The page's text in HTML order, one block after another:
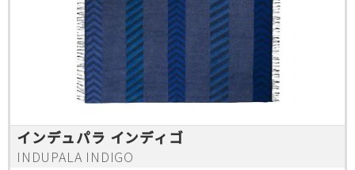
インデュパラ インディゴ
INDUPALA INDIGO